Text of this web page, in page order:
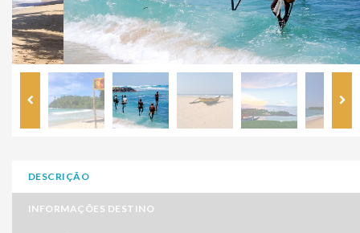
DESCRIÇÃO
INFORMAÇÕES DESTINO